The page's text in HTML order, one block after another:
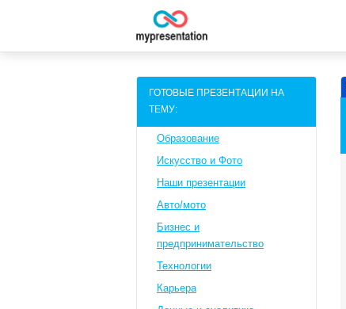
ГОТОВЫЕ ПРЕЗЕНТАЦИИ НА
ТЕМУ:
Образование
Искусство и Фото
Наши презентации
Авто/мото
Бизнес и
предпринимательство
Технологии
Карьера